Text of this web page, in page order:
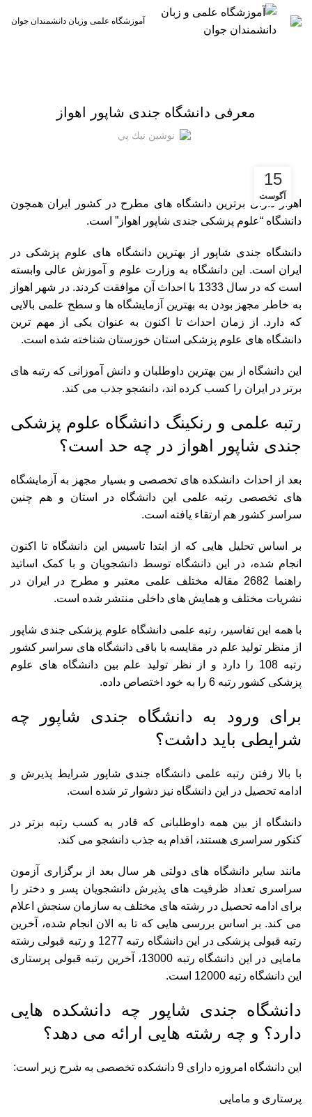
آموزشگاه علمی وزبان دانشمندان جوان
معرفی دانشگاه جندی شاپور اهواز
نوشين نيك پي
15
آگوست
اهواز دارای برترین دانشگاه های مطرح در کشور ایران همچون
دانشگاه “علوم پزشکی جندی شاپور اهواز” است.
دانشگاه جندی شاپور از بهترین دانشگاه های علوم پزشکی در
ایران است. این دانشگاه به وزارت علوم و آموزش عالی وابسته
است که در سال 1333 با احداث آن موافقت کردند. در شهر اهواز
به خاطر مجهز بودن به بهترین آزمایشگاه ها و سطح علمی بالایی
که دارد. از زمان احداث تا اکنون به عنوان یکی از مهم ترین
دانشگاه های علوم پزشکی استان خوزستان شناخته شده است.
این دانشگاه از بین بهترین داوطلبان و دانش آموزانی که رتبه های
برتر در ایران را کسب کرده اند، دانشجو جذب می کند.
رتبه علمی و رنکینگ دانشگاه علوم پزشکی
جندی شاپور اهواز در چه حد است؟
بعد از احداث دانشکده های تخصصی و بسیار مجهز به آزمایشگاه
های تخصصی رتبه علمی این دانشگاه در استان و هم چنین
سراسر کشور هم ارتقاء یافته است.
بر اساس تحلیل هایی که از ابتدا تاسیس این دانشگاه تا اکنون
انجام شده، در این دانشگاه توسط دانشجویان و با کمک اساتید
راهنما 2682 مقاله مختلف علمی معتبر و مطرح در ایران در
نشریات مختلف و همایش های داخلی منتشر شده است.
با همه این تفاسیر، رتبه علمی دانشگاه علوم پزشکی جندی شاپور
از منظر تولید علم در مقایسه با باقی دانشگاه های سراسر کشور
رتبه 108 را دارد و از نظر تولید علم بین دانشگاه های علوم
پزشکی کشور رتبه 6 را به خود اختصاص داده.
برای ورود به دانشگاه جندی شاپور چه
شرایطی باید داشت؟
با بالا رفتن رتبه علمی دانشگاه جندی شاپور شرایط پذیرش و
ادامه تحصیل در این دانشگاه نیز دشوار تر شده است.
دانشگاه از بین همه داوطلبانی که قادر به کسب رتبه برتر در
کنکور سراسری هستند، اقدام به جذب دانشجو می کند.
مانند سایر دانشگاه های دولتی هر سال بعد از برگزاری آزمون
سراسری تعداد ظرفیت های پذیرش دانشجویان پسر و دختر را
برای ادامه تحصیل در رشته های مختلف به سازمان سنجش اعلام
می کند. بر اساس بررسی هایی که تا به الان انجام شده، آخرین
رتبه قبولی پزشکی در این دانشگاه رتبه 1277 و رتبه قبولی رشته
مامایی در این دانشگاه رتبه 13000، آخرین رتبه قبولی پرستاری
این دانشگاه رتبه 12000 است.
دانشگاه جندی شاپور چه دانشکده هایی
دارد؟ و چه رشته هایی ارائه می دهد؟
این دانشگاه امروزه دارای 9 دانشکده تخصصی به شرح زیر است:
پرستاری و مامایی